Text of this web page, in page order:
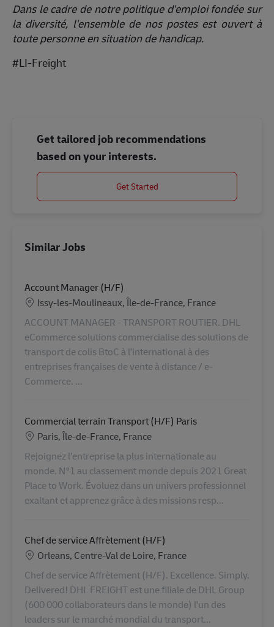
Dans le cadre de notre politique d'emploi fondée sur
la diversité, l'ensemble de nos postes est ouvert à
toute personne en situation de handicap.
#LI-Freight
Get tailored job recommendations
based on your interests.
Get Started
Similar Jobs
Account Manager (H/F)
Location
Issy-les-Moulineaux, Île-de-France, France
ACCOUNT MANAGER - TRANSPORT ROUTIER. DHL
eCommerce solutions commercialise des solutions de
transport de colis BtoC à l’international à des
entreprises françaises de vente à distance / e-
Commerce. ...
Commercial terrain Transport (H/F) Paris
Location
Paris, Île-de-France, France
Rejoignez l’entreprise la plus internationale au
monde. N°1 au classement monde depuis 2021 Great
Place to Work. Évoluez dans un univers professionnel
exaltant et apprenez grâce à des missions resp...
Chef de service Affrètement (H/F)
Location
Orleans, Centre-Val de Loire, France
Chef de service Affrètement (H/F). Excellence. Simply.
Delivered! DHL FREIGHT est une filiale de DHL Group
(600 000 collaborateurs dans le monde) l'un des
leaders sur le marché mondial du transport...